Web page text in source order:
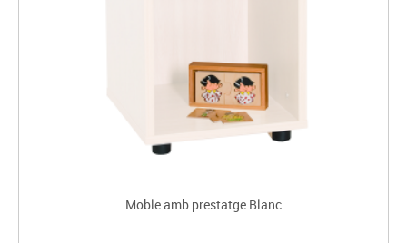
Moble amb prestatge Blanc